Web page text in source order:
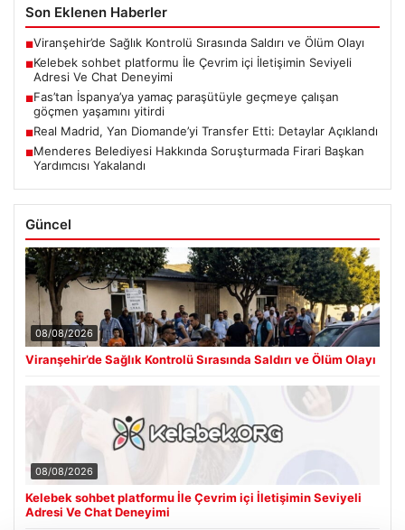
Son Eklenen Haberler
■Viranşehir’de Sağlık Kontrolü Sırasında Saldırı ve Ölüm Olayı
■Kelebek sohbet platformu İle Çevrim içi İletişimin Seviyeli
Adresi Ve Chat Deneyimi
■Fas’tan İspanya’ya yamaç paraşütüyle geçmeye çalışan
göçmen yaşamını yitirdi
■Real Madrid, Yan Diomande’yi Transfer Etti: Detaylar Açıklandı
■Menderes Belediyesi Hakkında Soruşturmada Firari Başkan
Yardımcısı Yakalandı
Güncel
08/08/2026
Viranşehir’de Sağlık Kontrolü Sırasında Saldırı ve Ölüm Olayı
08/08/2026
Kelebek sohbet platformu İle Çevrim içi İletişimin Seviyeli
Adresi Ve Chat Deneyimi